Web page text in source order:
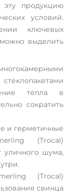
эту продукцию
условий.
ключевых
выделить
тепла в
сократить
и герметичные
(Trocal)
уличного шума,
(Trocal)
свинца